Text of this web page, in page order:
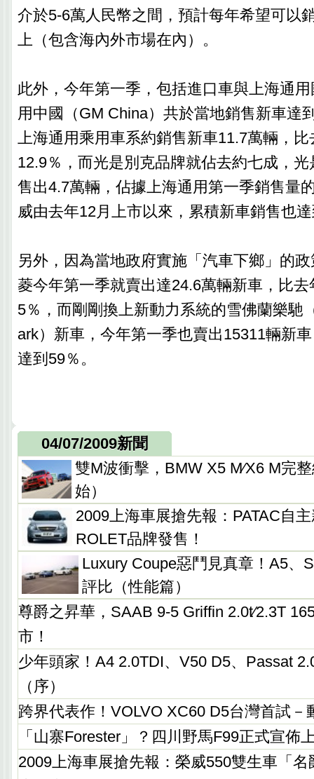
介於5-6萬人民幣之間，預計每年希望可以
上（包含海內外市場在內）。
此外，今年第一季，包括進口車與上海通
用中國（GM China）共於當地銷售新車達
上海通用乘用車系約銷售新車11.7萬輛，
12.9％，而光是別克品牌就佔去約七成，
售出4.7萬輛，佔據上海通用第一季銷售量
威由去年12月上市以來，累積新車銷售也
另外，因為當地政府實施「汽車下鄉」的
菱今年第一季就賣出達24.6萬輛新車，比
5％，而剛剛換上新動力系統的雪佛蘭樂馳
ark）新車，今年第一季也賣出15311輛新
達到59％。
04/07/2009新聞
雙M波衝擊，BMW X5 M∕X6 M完
始）
2009上海車展搶先報：PATAC自
ROLET品牌發售！
Luxury Coupe惡鬥見真章！A5、
評比（性能篇）
尊爵之昇華，SAAB 9-5 Griffin 2.0t∕2.3T
市！
少年頭家！A4 2.0TDI、V50 D5、Passat
（序）
跨界代表作！VOLVO XC60 D5台灣首試－
「山寨Forester」？四川野馬F99正式宣佈
2009上海車展搶先報：榮威550雙生車「